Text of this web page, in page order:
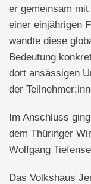
er gemeinsam
einer einjährigen
wandte diese
Bedeutung
dort ansässigen
der
Im Anschluss
dem Thüringer
Wolfgang
Das Volkshaus